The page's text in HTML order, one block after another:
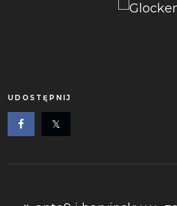
UDOSTĘPNIJ